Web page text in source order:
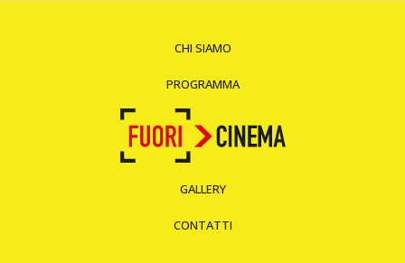
CHI SIAMO
PROGRAMMA
GALLERY
CONTATTI